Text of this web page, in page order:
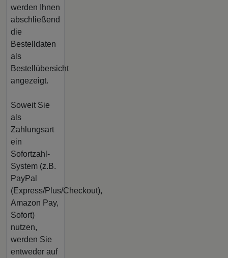
werden Ihnen
abschließend
die
Bestelldaten
als
Bestellübersicht
angezeigt.
Soweit Sie
als
Zahlungsart
ein
Sofortzahl-
System (z.B.
PayPal
(Express/Plus/Checkout),
Amazon Pay,
Sofort)
nutzen,
werden Sie
entweder auf